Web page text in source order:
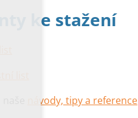
ke stažení
návody, tipy a reference